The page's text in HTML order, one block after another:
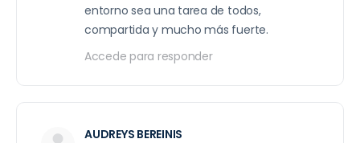
entorno sea una tarea de todos,
compartida y mucho más fuerte.
Accede para responder
AUDREYS BEREINIS